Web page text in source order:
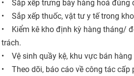
• Sắp xếp trưng bày hàng hoá
• Sắp xếp thuốc, vật tư y tế trong kho
• Kiểm kê kho định kỳ hàng tháng/
trách.
• Vệ sinh quầy kệ, khu vực bán
• Theo dõi, báo cáo về công tác cấp